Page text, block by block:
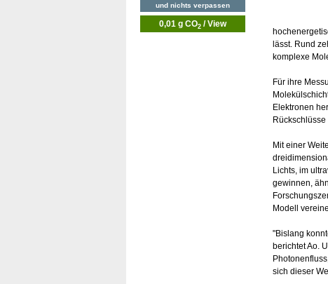
lässt. Rund
komplexe
Für ihre
Elektronen
Rückschlüsse
Mit einer
Lichts, im
gewinnen,
Modell
"Bislang
berichtet Ao.
sich dieser
und nichts verpassen
0,01 g CO2 / View